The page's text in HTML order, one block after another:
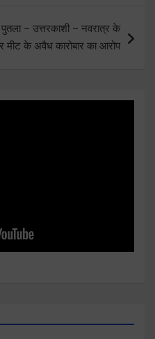
– उत्तरकाशी – नवरात्र के
मीट के अवैध कारोबार का आरोप